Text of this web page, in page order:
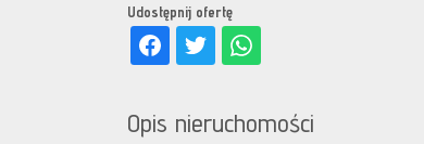
Udostępnij ofertę
Opis nieruchomości